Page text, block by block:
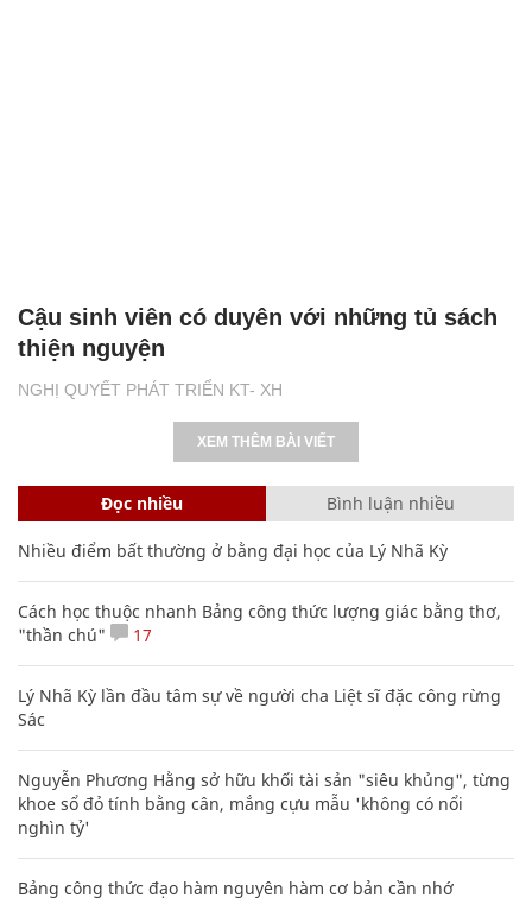
NGHỊ QUYẾT PHÁT TRIỂN KT- XH
Cậu sinh viên có duyên với những tủ sách
thiện nguyện
XEM THÊM BÀI VIẾT
Đọc nhiều Bình luận nhiều
Nhiều điểm bất thường ở bằng đại học của Lý Nhã Kỳ
Cách học thuộc nhanh Bảng công thức lượng giác bằng thơ,
"thần chú"
17
Lý Nhã Kỳ lần đầu tâm sự về người cha Liệt sĩ đặc công rừng
Sác
Nguyễn Phương Hằng sở hữu khối tài sản "siêu khủng", từng
khoe sổ đỏ tính bằng cân, mắng cựu mẫu 'không có nổi
nghìn tỷ'
Bảng công thức đạo hàm nguyên hàm cơ bản cần nhớ